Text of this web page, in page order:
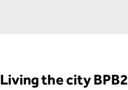
Living the city BPB2